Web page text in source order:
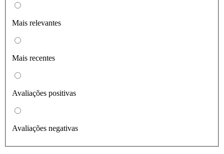
Mais relevantes
Mais recentes
Avaliações positivas
Avaliações negativas